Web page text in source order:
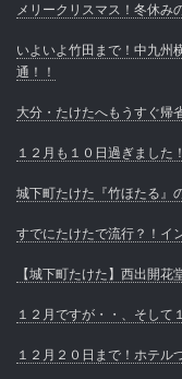
メリークリスマス！冬休み
いよいよ竹田まで！中九州
通！！
大分・たけたへもうすぐ帰
１２月も１０日過ぎました！
城下町たけた『竹ほたる』
すでにたけたで流行？！イ
【城下町たけた】西出開花
１２月ですが・・、そして
１２月２０日まで！ホテル